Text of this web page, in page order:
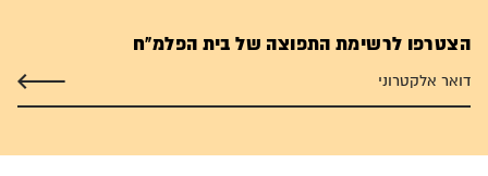
הצטרפו לרשימת התפוצה של בית הפלמ"ח